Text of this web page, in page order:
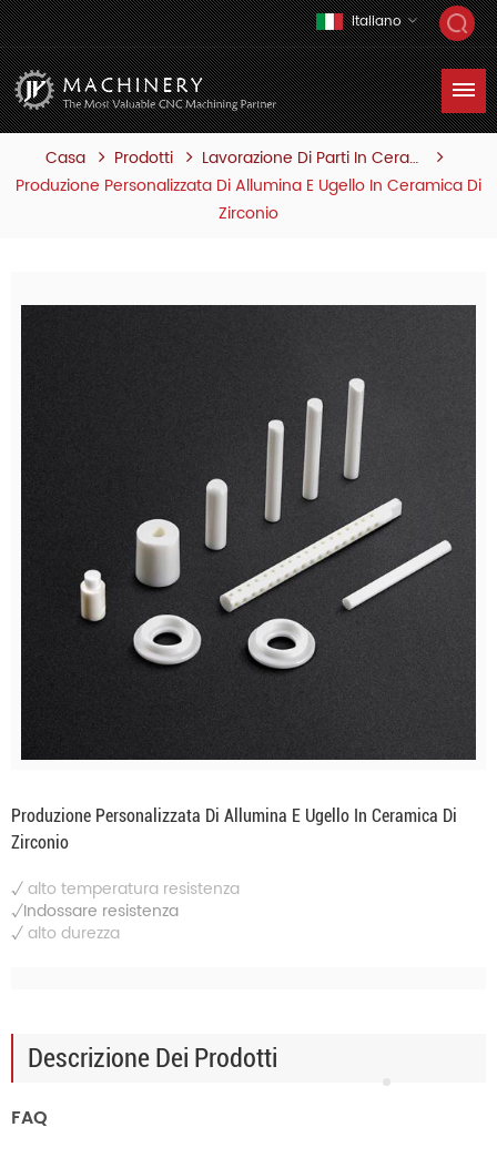
Italiano
Casa Prodotti
Lavorazione Di Parti In Ceramica
Produzione Personalizzata Di Allumina E Ugello In Ceramica Di
Zirconio
Produzione Personalizzata Di Allumina E Ugello In Ceramica Di
Zirconio
√alto temperatura resistenza
√Indossare resistenza
√alto durezza
Descrizione Dei Prodotti
FAQ